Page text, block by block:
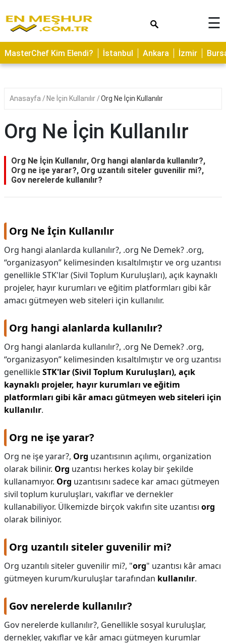
ASTROLOJİ
SAĞLIK
YERLER
NEDİR
İLETİŞİM
☰
MasterChef Kim Elendi? İstanbul Ankara İzmir
Anasayfa Ne İçin Kullanılır Org Ne İçin Kullanılır
Org Ne İçin Kullanılır
Org Ne İçin Kullanılır, Org hangi alanlarda kullanılır?,
Org ne işe yarar?, Org uzantılı siteler guvenilir mi?,
Gov nerelerde kullanılır?
Org Ne İçin Kullanılır
Org hangi alanlarda kullanılır?, .org Ne Demek? .org,
“organizasyon” kelimesinden kısaltılmıştır ve org uzantısı
genellikle STK'lar (Sivil Toplum Kuruluşları), açık kaynaklı
projeler, hayır kurumları ve eğitim platformları gibi kâr
amacı gütmeyen web siteleri için kullanılır.
Org hangi alanlarda kullanılır?
Org hangi alanlarda kullanılır?, .org Ne Demek? .org,
“organizasyon” kelimesinden kısaltılmıştır ve org uzantısı
genellikleSTK'lar (Sivil Toplum Kuruluşları), açık
kaynaklı projeler, hayır kurumları ve eğitim
platformları gibi kâr amacı gütmeyen web siteleri için
kullanılır.
Org ne işe yarar?
Org ne işe yarar?, Org uzantısının açılımı, organization
olarak bilinir. Org uzantısı herkes kolay bir şekilde
kullanamıyor. Org uzantısını sadece kar amacı gütmeyen
sivil toplum kuruluşları, vakıflar ve dernekler
kullanabiliyor. Ülkemizde birçok vakıfın site uzantısı org
olarak biliniyor.
Org uzantılı siteler guvenilir mi?
Org uzantılı siteler guvenilir mi?, "org" uzantısı kâr amacı
gütmeyen kurum/kuruluşlar tarafından kullanılır.
Gov nerelerde kullanılır?
Gov nerelerde kullanılır?, Genellikle sosyal kuruluşlar,
dernekler, vakıflar ve kâr amacı gütmeyen kurumlar